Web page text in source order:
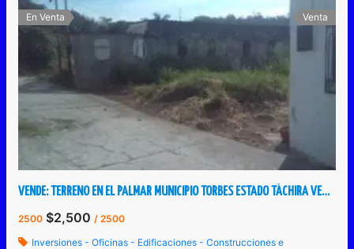
En Venta Venta
VENDE: TERRENO EN EL PALMAR MUNICIPIO TORBES ESTADO TÁCHIRA VENEZUELA.
2500 $2,500/ 2500
Inversiones - Oficinas - Edificaciones - Construcciones e